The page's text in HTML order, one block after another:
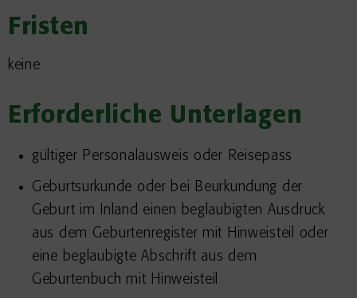
Fristen
keine
Erforderliche Unterlagen
gültiger Personalausweis oder Reisepass
Geburtsurkunde oder bei Beurkundung der
Geburt im Inland einen beglaubigten Ausdruck
aus dem Geburtenregister mit Hinweisteil oder
eine beglaubigte Abschrift aus dem
Geburtenbuch mit Hinweisteil